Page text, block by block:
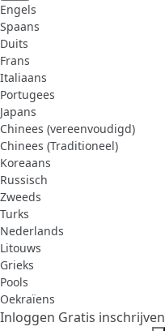
Engels
Spaans
Duits
Frans
Italiaans
Portugees
Japans
Chinees (vereenvoudigd)
Chinees (Traditioneel)
Koreaans
Russisch
Zweeds
Turks
Nederlands
Litouws
Grieks
Pools
Oekraïens
Inloggen Gratis inschrijven